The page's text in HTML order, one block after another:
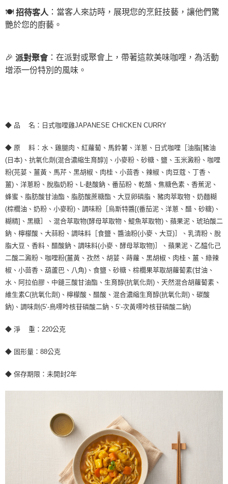
🍽️ 招待客人 ：當客人來訪時，展現您的烹飪技藝，讓他們驚
艷於您的廚藝。
🎉 派對聚會：在派對或聚會上，帶著這款美味咖哩，為活動
增添一份特別的風味。
◆ 品 名：日式咖哩雞JAPANESE CHICKEN CURRY
◆ 原 料：水、雞腿肉、紅蘿蔔、馬鈴薯、洋蔥、日式咖哩［油脂[豬油
(日本)、抗氧化劑(混合濃縮生育醇)]、小麥粉、砂糖、鹽、玉米澱粉、咖哩
粉(芫荽、薑黃、馬芹、黑胡椒、肉桂、小茴香、辣椒、肉豆蔻、丁香、
薑)、洋蔥粉、脫脂奶粉、L-麩酸鈉、番茄粉、乾酪、焦糖色素、香蕉泥、
蜂蜜、脂肪酸甘油酯、脂肪酸蔗糖酯、大豆卵磷脂、豬肉萃取物、奶麵糊
(棕櫚油、奶粉、小麥粉)、調味粉［烏斯特醬[(番茄泥、洋蔥、醋、砂糖)、
糊精]、黑糖］、混合萃取物(酵母萃取物、鯷魚萃取物)、蘋果泥、琥珀酸二
鈉、檸檬酸、大蒜粉、調味料［食鹽、醬油粉(小麥、大豆)］、乳清粉、脫
脂大豆、香料、醋酸鈉、調味料(小麥、酵母萃取物)］、蘋果泥、乙醯化己
二酸二澱粉、咖哩粉(薑黃、孜然、胡荽、蒔蘿、黑胡椒、肉桂、薑、綠辣
椒、小茴香、葫蘆巴、八角)、食鹽、砂糖、棕櫚果萃取胡蘿蔔素(甘油、
水、阿拉伯膠、中鏈三酸甘油酯、生育醇(抗氧化劑)、天然混合胡蘿蔔素、
維生素C(抗氧化劑)、檸檬酸、醋酸、混合濃縮生育醇(抗氧化劑)、碳酸
鈉)、調味劑(5’-鳥嘌呤核苷磷酸二鈉、5’-次黃嘌呤核苷磷酸二鈉)
◆ 淨 重：220公克
◆ 固形量：88公克
◆ 保存期限：未開封2年